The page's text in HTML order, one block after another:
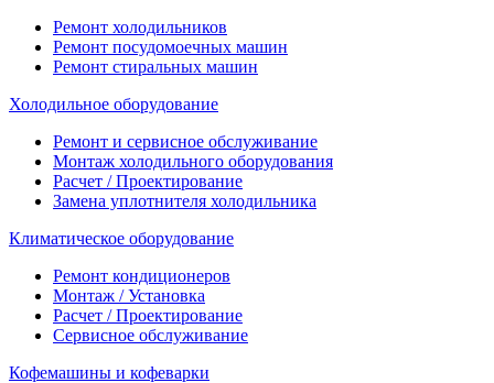
Ремонт холодильников
Ремонт посудомоечных машин
Ремонт стиральных машин
Холодильное оборудование
Ремонт и сервисное обслуживание
Монтаж холодильного оборудования
Расчет / Проектирование
Замена уплотнителя холодильника
Климатическое оборудование
Ремонт кондиционеров
Монтаж / Установка
Расчет / Проектирование
Сервисное обслуживание
Кофемашины и кофеварки